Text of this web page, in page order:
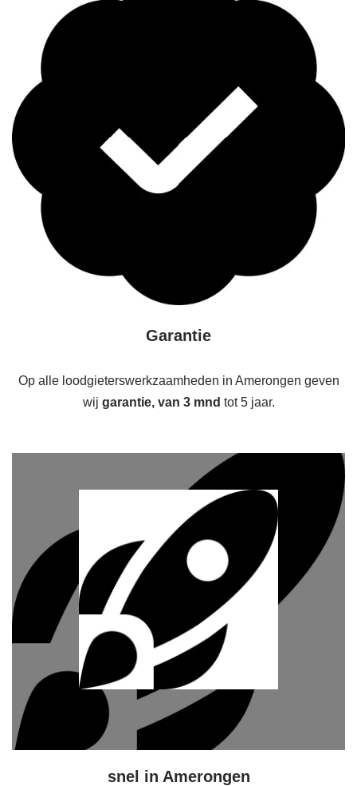
Garantie
Op alle loodgieterswerkzaamheden in Amerongen geven
wij garantie, van 3 mnd tot 5 jaar.
snel in Amerongen